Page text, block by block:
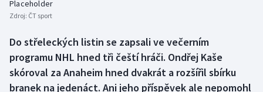
Boby a skeleton
Box
Curling
AZ kvíz
Placeholder
Zdroj: ČT sport
Do střeleckých listin se zapsali ve večerním
programu NHL hned tři čeští hráči. Ondřej Kaše
skóroval za Anaheim hned dvakrát a rozšířil sbírku
branek na jedenáct. Ani jeho příspěvek ale nepomohl